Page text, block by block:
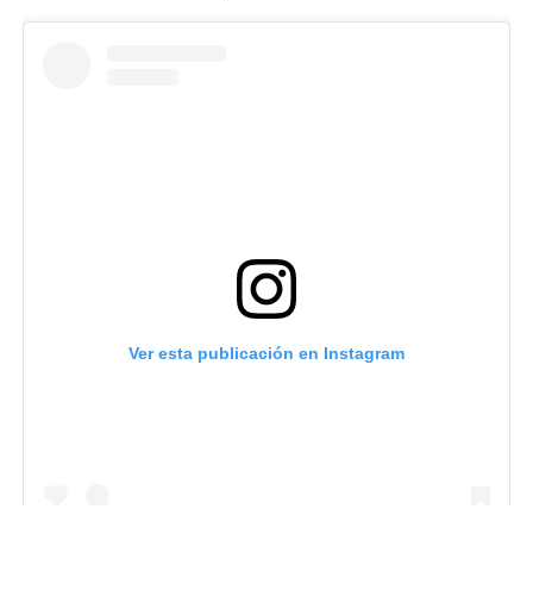
Ver esta publicación en Instagram